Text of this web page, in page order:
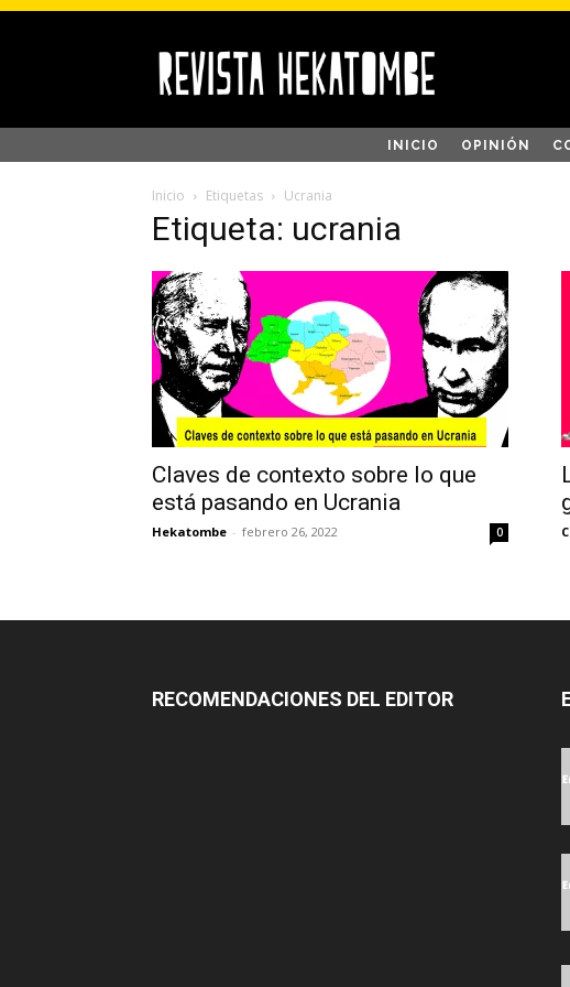
INICIO OPINIÓN
Inicio Etiquetas Ucrania
Etiqueta: ucrania
Claves de contexto sobre lo que
está pasando en Ucrania
Hekatombe - febrero 26, 2022 0
RECOMENDACIONES DEL EDITOR